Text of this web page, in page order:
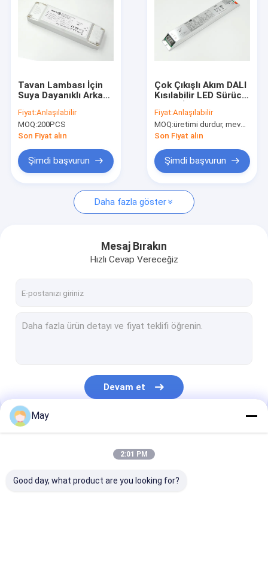
VR Gösterisi
Bizim Hakkımızda
Bizimle İletişim
Haberler
Bir İndirim İste
Mikrodalga Hareket Sensörü
Pir Hareket Sensörü
Açık Kapalı Fonksiyon Sensörü
Tavan Lambası İçin
Suya Dayanıklı Arka
Sürücü Yüksek Güç
Fiyat:Anlaşılabilir
MOQ:200PCS
Son Fiyat alın
Şimdi başvurun
Çok Çıkışlı Akım DALI
Kısılabilir LED Sürücü,
Dimmer
Fiyat:Anlaşılabilir
MOQ:üretimi durdur, mevcut değil.
Son Fiyat alın
Şimdi başvurun
Daha fazla göster
Mesaj Bırakın
Hızlı Cevap Vereceğiz
Devam et
Kategorilerimiz
May
2:01 PM
Good day, what product are you looking for?